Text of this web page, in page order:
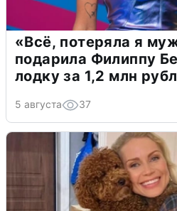
«Всё, потеряла я
подарила Филиппу
лодку за 1,2 млн
5 августа 37